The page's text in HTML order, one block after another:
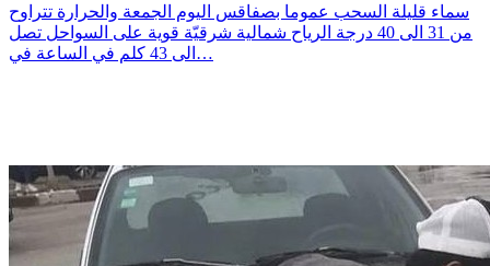
سماء قليلة السحب عموما بصفاقس اليوم الجمعة والحرارة تتراوح
من 31 الى 40 درجة الرياح شمالية شرقيّة قوية على السواحل تصل
الى 43 كلم في الساعة في…